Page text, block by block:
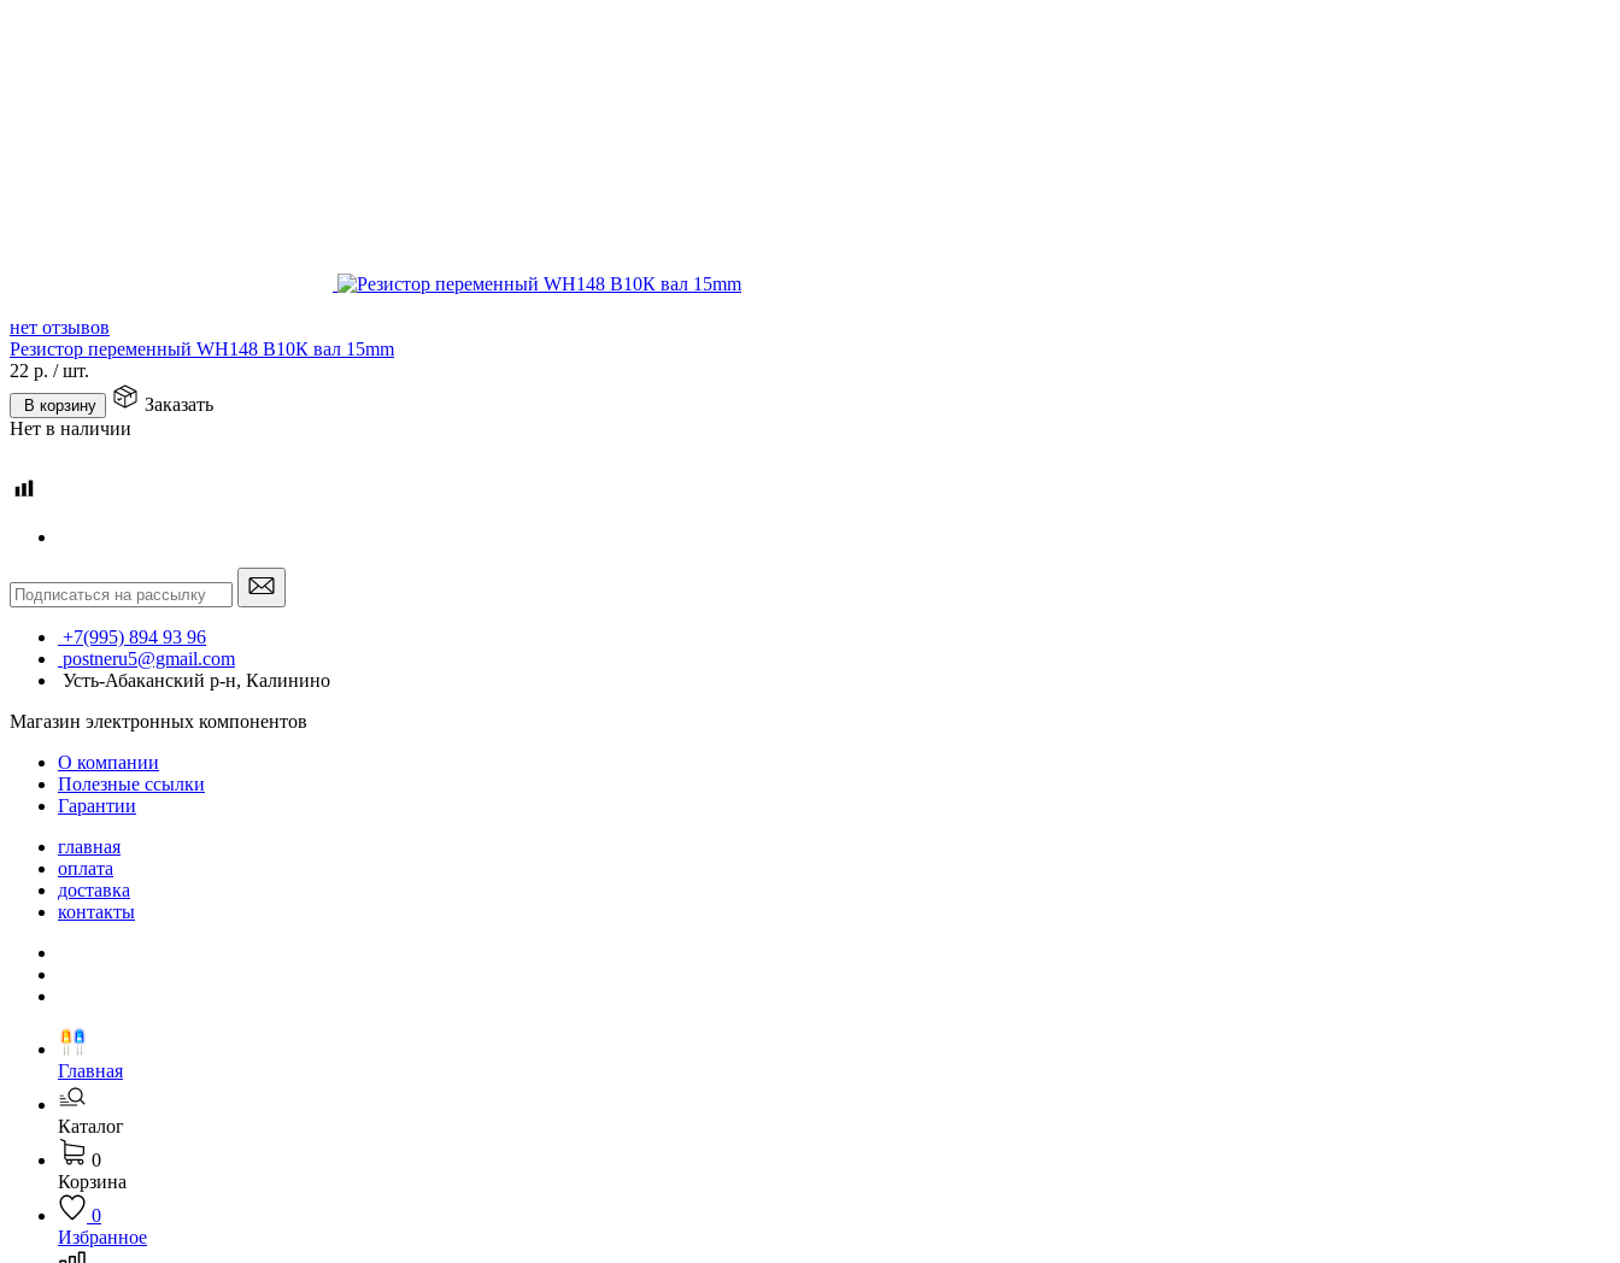
нет отзывов
Резистор переменный WH148 B10К вал 15mm
22 р. /шт.
В корзину
Заказать
Нет в наличии
+7(995) 894 93 96
postneru5@gmail.com
Усть-Абаканский р-н, Калинино
Магазин электронных компонентов
О компании
Полезные ссылки
Гарантии
главная
оплата
доставка
контакты
Главная
Каталог
0
Корзина
0
Избранное